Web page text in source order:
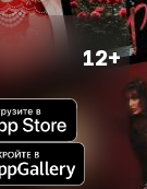
12+